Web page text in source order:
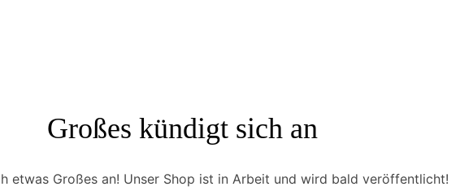
Großes kündigt sich an
etwas Großes an! Unser Shop ist in Arbeit und wird bald veröffentlicht!